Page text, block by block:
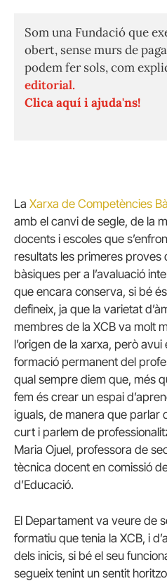
Som una Fundació que
obert, sense murs de
podem fer sols, com
editorial.
Clica aquí i ajuda'ns!
La Xarxa de Competències
amb el canvi de segle, de la
docents i escoles que
resultats les primeres proves
bàsiques per a l’avaluació
que encara conserva, si bé
defineix, ja que la varietat
membres de la XCB va molt
l’origen de la xarxa, però
formació permanent del
qual sempre diem que, més
fem és crear un espai
iguals, de manera que parlar
curt i parlem de
Maria Ojuel, professora de
tècnica docent en comissió
d’Educació.
El Departament va veure de
formatiu que tenia la XCB, i
dels inicis, si bé el seu
segueix tenint un sentit